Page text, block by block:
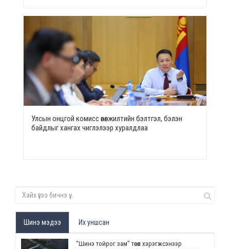
Улсын онцгой комисс өвөлжилтийн бэлтгэл, бэлэн
байдлыг хангах чиглэлээр хуралдлаа
Шинэ мэдээ Их уншсан
“Шинэ тойрог зам” төсөл хэрэгжсэнээр